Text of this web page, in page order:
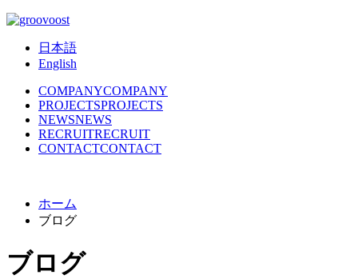
日本語
English
COMPANYCOMPANY
PROJECTSPROJECTS
NEWSNEWS
RECRUITRECRUIT
CONTACTCONTACT
ホーム
ブログ
ブログ